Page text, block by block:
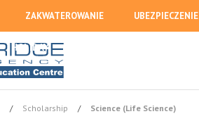
ZAKWATEROWANIE UBEZPIECZENIE
HOLIDAY
/ Scholarship / Science (Life Science)